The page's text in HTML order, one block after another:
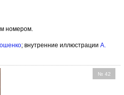
номером.
; внутренние иллюстрации А.
№ 42